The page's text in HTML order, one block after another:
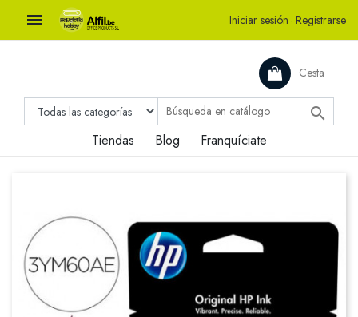
 Iniciar sesión · Registrarse
Cesta

Tiendas Blog Franquíciate